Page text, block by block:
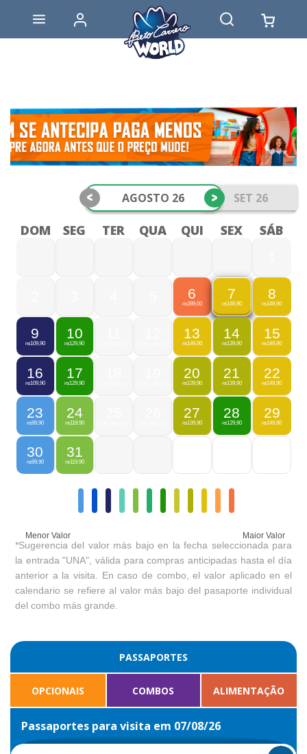
AGOSTO 26 SET 26
< >
DOM SEG TER QUA QUI SEX SÁB
6
R$399,00
7
R$149,90
8
R$149,90
9
R$109,90
10
R$129,90
13
R$149,90
14
R$139,90
15
R$149,90
16
R$109,90
17
R$129,90
20
R$139,90
21
R$139,90
22
R$149,90
23
R$99,90
24
R$119,90
27
R$139,90
28
R$129,90
29
R$149,90
30
R$99,90
31
R$119,90
Menor Valor Maior Valor
*Sugerencia del valor más bajo en la fecha seleccionada para
la entrada "UNA", válida para compras anticipadas hasta el día
anterior a la visita. En caso de combo, el valor aplicado en el
calendario se refiere al valor más bajo del pasaporte individual
del combo más grande.
PASSAPORTES
OPCIONAIS COMBOS ALIMENTAÇÃO
Passaportes para visita em 07/08/26